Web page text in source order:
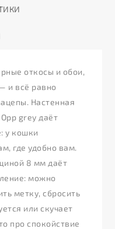
откосы и обои,
и всё равно
Настенная
grey даёт
у кошки
где удобно вам.
8 мм даёт
можно
метку, сбросить
или скучает
про спокойствие